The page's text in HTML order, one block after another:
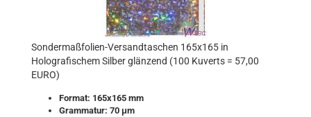
Sondermaßfolien-Versandtaschen 165x165 in
Holografischem Silber glänzend (100 Kuverts = 57,00
EURO)
Format: 165x165 mm
Grammatur: 70 μm